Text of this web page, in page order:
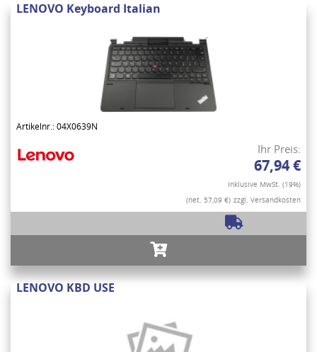
LENOVO Keyboard Italian
Artikelnr.: 04X0639N
Ihr Preis:
67,94 €
Inklusive MwSt. (19%)
(net. 57,09 €) zzgl. Versandkosten
LENOVO KBD USE